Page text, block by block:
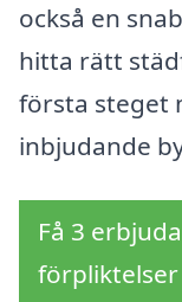
också en
hitta rätt
första steget
inbjudande
Få 3
förpliktelser